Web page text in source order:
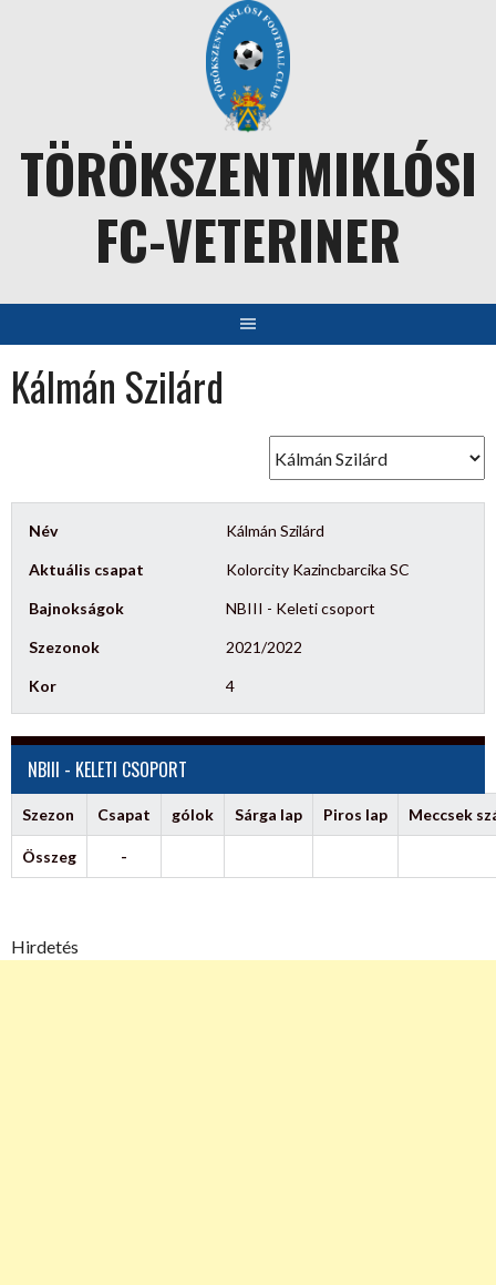
TÖRÖKSZENTMIKLÓSI
FC-VETERINER
Kálmán Szilárd
Név Kálmán Szilárd
Aktuális csapat Kolorcity Kazincbarcika SC
Bajnokságok NBIII - Keleti csoport
Szezonok 2021/2022
Kor 4
NBIII - KELETI CSOPORT
Szezon Csapat gólok Sárga lap Piros lap Meccsek
Összeg -
Hirdetés